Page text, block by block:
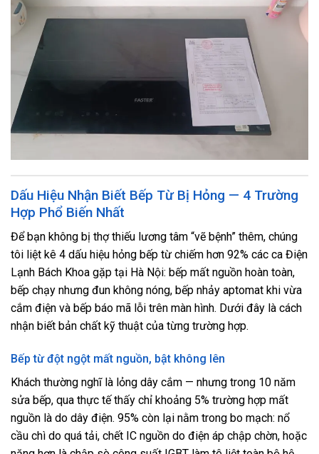
Dấu Hiệu Nhận Biết Bếp Từ Bị Hỏng — 4 Trường
Hợp Phổ Biến Nhất
Để bạn không bị thợ thiếu lương tâm “vẽ bệnh” thêm, chúng
tôi liệt kê 4 dấu hiệu hỏng bếp từ chiếm hơn 92% các ca Điện
Lạnh Bách Khoa gặp tại Hà Nội: bếp mất nguồn hoàn toàn,
bếp chạy nhưng đun không nóng, bếp nhảy aptomat khi vừa
cắm điện và bếp báo mã lỗi trên màn hình. Dưới đây là cách
nhận biết bản chất kỹ thuật của từng trường hợp.
Bếp từ đột ngột mất nguồn, bật không lên
Khách thường nghĩ là lỏng dây cắm — nhưng trong 10 năm
sửa bếp, qua thực tế thấy chỉ khoảng 5% trường hợp mất
nguồn là do dây điện. 95% còn lại nằm trong bo mạch: nổ
cầu chì do quá tải, chết IC nguồn do điện áp chập chờn, hoặc